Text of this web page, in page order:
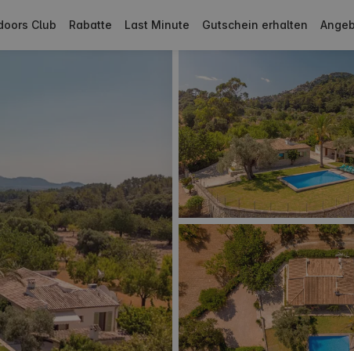
Club Rabatte Last Minute Gutschein erhalten